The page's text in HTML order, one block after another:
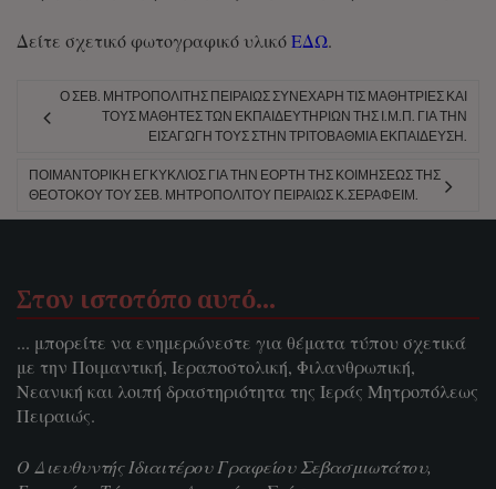
Δείτε σχετικό φωτογραφικό υλικόΕΔΩ.
Ο ΣΕΒ. ΜΗΤΡΟΠΟΛΊΤΗΣ ΠΕΙΡΑΙΏΣ ΣΥΝΕΧΆΡΗ ΤΙΣ ΜΑΘΉΤΡΙΕΣ ΚΑΙ
ΤΟΥΣ ΜΑΘΗΤΈΣ ΤΩΝ ΕΚΠΑΙΔΕΥΤΗΡΊΩΝ ΤΗΣ Ι.Μ.Π. ΓΙΑ ΤΗΝ
ΕΙΣΑΓΩΓΉ ΤΟΥΣ ΣΤΗΝ ΤΡΙΤΟΒΆΘΜΙΑ ΕΚΠΑΊΔΕΥΣΗ.
ΠΟΙΜΑΝΤΟΡΙΚΉ ΕΓΚΎΚΛΙΟΣ ΓΙΑ ΤΗΝ ΕΟΡΤΉ ΤΗΣ ΚΟΙΜΉΣΕΩΣ ΤΗΣ
ΘΕΟΤΌΚΟΥ ΤΟΥ ΣΕΒ. ΜΗΤΡΟΠΟΛΊΤΟΥ ΠΕΙΡΑΙΏΣ Κ.ΣΕΡΑΦΕΊΜ.
Στον ιστοτόπο αυτό…
... μπορείτε να ενημερώνεστε για θέματα τύπου σχετικά
με την Ποιμαντική, Ιεραποστολική, Φιλανθρωπική,
Νεανική και λοιπή δραστηριότητα της Ιεράς Μητροπόλεως
Πειραιώς.
Ο Διευθυντής Ιδιαιτέρου Γραφείου Σεβασμιωτάτου,